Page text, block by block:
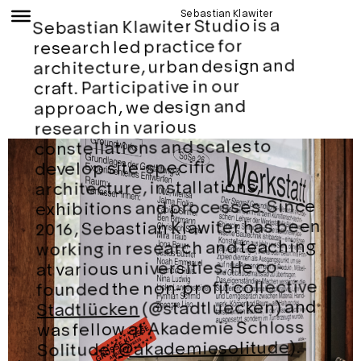
Sebastian Klawiter
Sebastian Klawiter Studio is a
research led practice for
architecture, urban design and
craft. Participative in our
approach, we design and
research in various
constellations and scales to
develop site-specific
architecture, installations,
exhibitions and processes. Since
2016, Sebastian Klawiter has been
working in research and teaching
at various universities. He co-
founded the non-profit collective
Stadtlücken(@stadtluecken) and
was fellow at Akademie Schloss
Solitude (@akademiesolitude).